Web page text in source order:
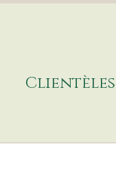
Clientèles